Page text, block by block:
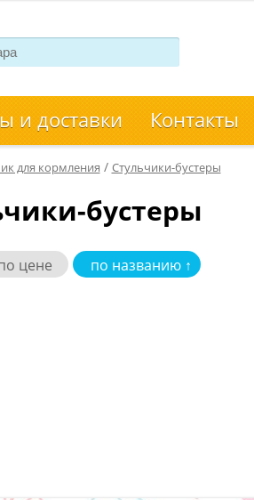
и доставки Контакты
для кормления / Стульчики-бустеры
бустеры
цене по названию ↑